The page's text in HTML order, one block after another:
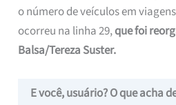
o número de veículos em
ocorreu na linha 29,que foi
Balsa/Tereza Suster.
E você, usuário? O que acha